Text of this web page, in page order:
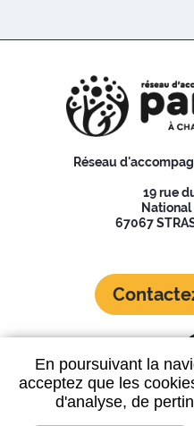
En poursuivant la
acceptez que les
d'analyse, de
Réseau
19 rue
National
67067
Données personnelles